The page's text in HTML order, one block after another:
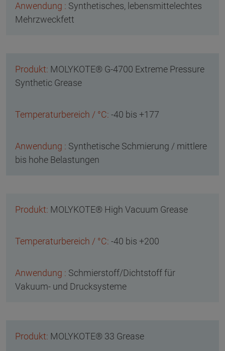
Synthetisches, lebensmittelechtes
Mehrzweckfett
MOLYKOTE® G-4700 Extreme Pressure
Synthetic Grease
-40 bis +177
Synthetische Schmierung / mittlere
bis hohe Belastungen
MOLYKOTE® High Vacuum Grease
-40 bis +200
Schmierstoff/Dichtstoff für
Vakuum- und Drucksysteme
MOLYKOTE® 33 Grease